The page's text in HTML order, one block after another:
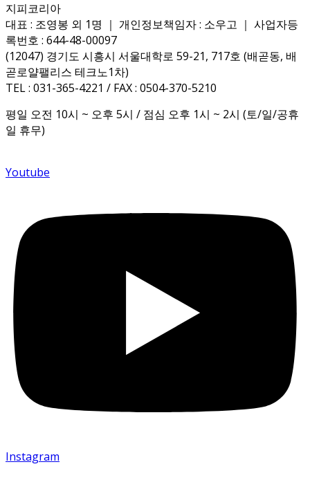
지피코리아
대표 : 조영봉 외 1명 ｜ 개인정보책임자 : 소우고 ｜ 사업자등
록번호 : 644-48-00097
(12047) 경기도 시흥시 서울대학로 59-21, 717호 (배곧동, 배
곧로얄팰리스 테크노1차)
TEL : 031-365-4221 / FAX : 0504-370-5210
평일 오전 10시 ~ 오후 5시 / 점심 오후 1시 ~ 2시 (토/일/공휴
일 휴무)
Youtube
Instagram